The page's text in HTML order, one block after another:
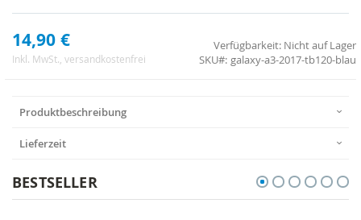
14,90 €
Inkl. MwSt. , versandkostenfrei
Verfügbarkeit: Nicht auf Lager
SKU
galaxy-a3-2017-tb120-blau
Produktbeschreibung
Lieferzeit
BESTSELLER